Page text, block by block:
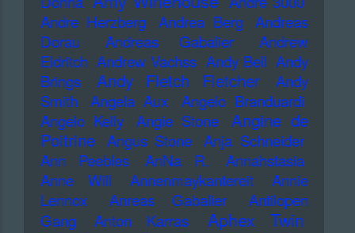
Andre Herzberg
Andrea Berg
Andreas
Dorau
Andreas Gabalier
Andrew
Eldritch Andrew Vachss Andy Bell Andy
Brings
Andy Fletch Fletcher
Andy
Smith
Angela Aux
Angelo Branduardi
Angelo Kelly
Angie Stone
Angine de
Poitrine Angus Stone Anja Schneider
Ann Peebles
AnNa R.
Annahstasia
Anne Will
Annenmaykantereit
Annie
Lennox
Anreas Gabalier
Antilopen
Gang
Anton Karras Aphex Twin